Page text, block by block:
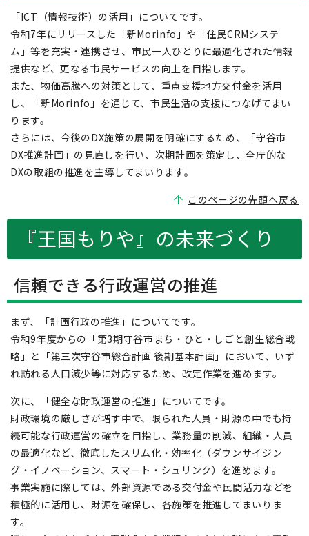
「ICT（情報技術）の活用」についてです。
令和7年にリリースした「新Morinfo」や「住民CRMシステ
ム」等を充実・連携させ、市民一人ひとりに最適化された情報
提供など、更なる市民サービスの向上を目指します。
また、物価高騰への対策として、重点支援地方交付金を活用
し、「新Morinfo」を通じて、市民生活の支援につなげてまい
ります。
さらには、今後のDX施策の展開を明確にするため、「守谷市
DX推進計画」の見直しを行い、次期計画を策定し、全庁的な
DXの取組の推進を主導してまいります。
このページの先頭へ戻る
『王国もりや』の未来づくり
信頼できる行政運営の推進
まず、「計画行政の推進」についてです。
令和9年度からの「第3期守谷市まち・ひと・しごと創生総合戦
略」と「第三次守谷市総合計画 後期基本計画」において、いず
れ訪れる人口減少等に対応するため、改定作業を進めます。
次に、「健全な財政運営の推進」についてです。
財政環境の厳しさが増す中で、限られた人員・財源の中でも持
続可能な行政運営の確立を目指し、業務量の削減、組織・人員
の最適化など、徹底したスリム化・効率化（ダウンサイジン
グ・イノベーション、スマート・シュリンク）を進めます。
事業実施に際しては、外部資源である交付金や民間活力などを
積極的に活用し、財源を確保し、各施策を推進してまいりま
す。